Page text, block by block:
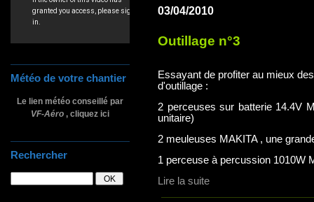
Météo de votre chantier
Le lien météo conseillé par
VF-Aéro , cliquez ici
Rechercher
03/04/2010
Outillage n°3
Essayant de profiter au mieux
d'outillage :
2 perceuses sur batterie 14.4V
unitaire)
2 meuleuses MAKITA , une
1 perceuse à percussion 1010W
Lire la suite